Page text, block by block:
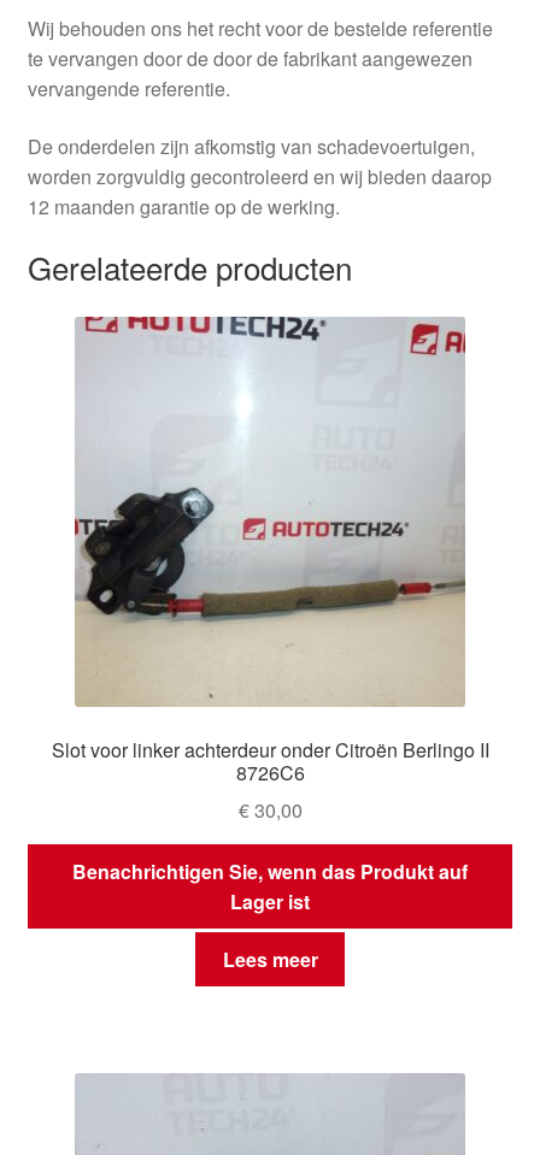
Wij behouden ons het recht voor de bestelde referentie
te vervangen door de door de fabrikant aangewezen
vervangende referentie.
De onderdelen zijn afkomstig van schadevoertuigen,
worden zorgvuldig gecontroleerd en wij bieden daarop
12 maanden garantie op de werking.
Gerelateerde producten
Slot voor linker achterdeur onder Citroën Berlingo II
8726C6
€30,00
Benachrichtigen Sie, wenn das Produkt auf
Lager ist
Lees meer